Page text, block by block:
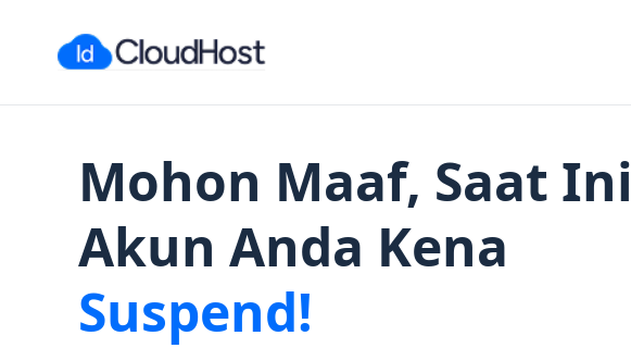
Mohon Maaf, Saat Ini
Akun Anda Kena
Suspend!